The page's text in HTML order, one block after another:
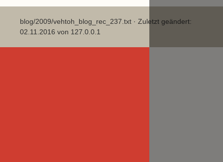
blog/2009/vehtoh_blog_rec_237.txt · Zuletzt geändert:
02.11.2016 von 127.0.0.1